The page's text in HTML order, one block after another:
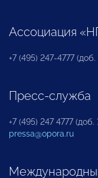
Ассоциация
+7 (495) 247-4777 (доб.
Пресс-служба
+7 (495) 247 4777 (доб.
pressa@opora.ru